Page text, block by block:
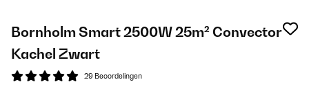
Bornholm Smart 2500W 25m² Convector
Kachel Zwart
29 Beoordelingen